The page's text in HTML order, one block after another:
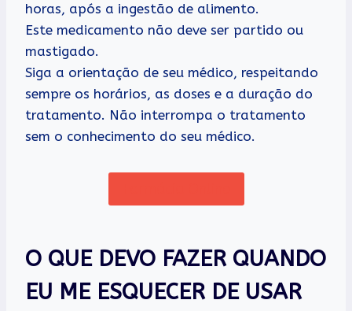
horas, após a ingestão de alimento.
Este medicamento não deve ser partido ou
mastigado.
Siga a orientação de seu médico, respeitando
sempre os horários, as doses e a duração do
tratamento. Não interrompa o tratamento
sem o conhecimento do seu médico.
O QUE DEVO FAZER QUANDO
EU ME ESQUECER DE USAR